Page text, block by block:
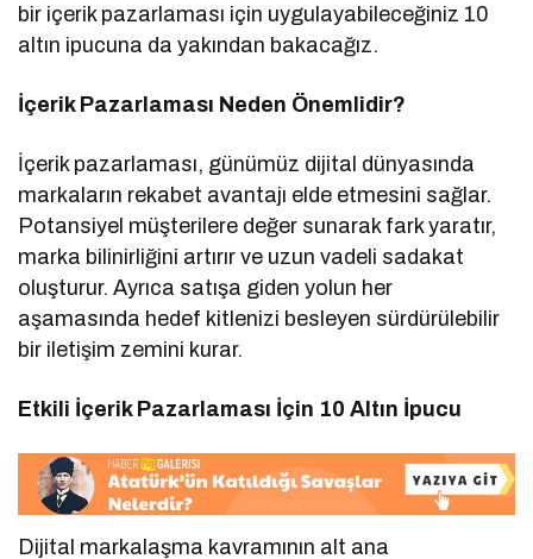
bir içerik pazarlaması için uygulayabileceğiniz 10
altın ipucuna da yakından bakacağız.
İçerik Pazarlaması Neden Önemlidir?
İçerik pazarlaması, günümüz dijital dünyasında
markaların rekabet avantajı elde etmesini sağlar.
Potansiyel müşterilere değer sunarak fark yaratır,
marka bilinirliğini artırır ve uzun vadeli sadakat
oluşturur. Ayrıca satışa giden yolun her
aşamasında hedef kitlenizi besleyen sürdürülebilir
bir iletişim zemini kurar.
Etkili İçerik Pazarlaması İçin 10 Altın İpucu
Dijital markalaşma kavramının alt ana